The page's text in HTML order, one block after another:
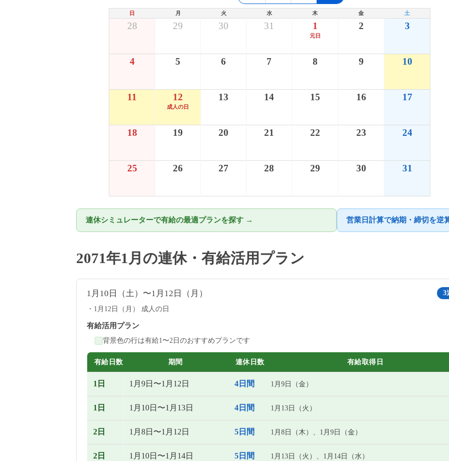
日 月 火 水 木 金 土
28 29 30 31 1
元日
2 3
4 5 6 7 8 9 10
11 12
成人の日
13 14 15 16 17
18 19 20 21 22 23 24
25 26 27 28 29 30 31
連休シミュレーターで有給の最適プランを探す → 営業日計算で納期・締切を逆
2071年1月の連休・有給活用プラン
1月10日（土）〜1月12日（月） 3
1月12日（月） 成人の日
有給活用プラン
背景色の行は有給1〜2日のおすすめプランです
有給日数 期間 連休日数 有給取得日
1日 1月9日〜1月12日 4日間 1月9日（金）
1日 1月10日〜1月13日 4日間 1月13日（火）
2日 1月8日〜1月12日 5日間 1月8日（木）、1月9日（金）
2日 1月10日〜1月14日 5日間 1月13日（火）、1月14日（水）